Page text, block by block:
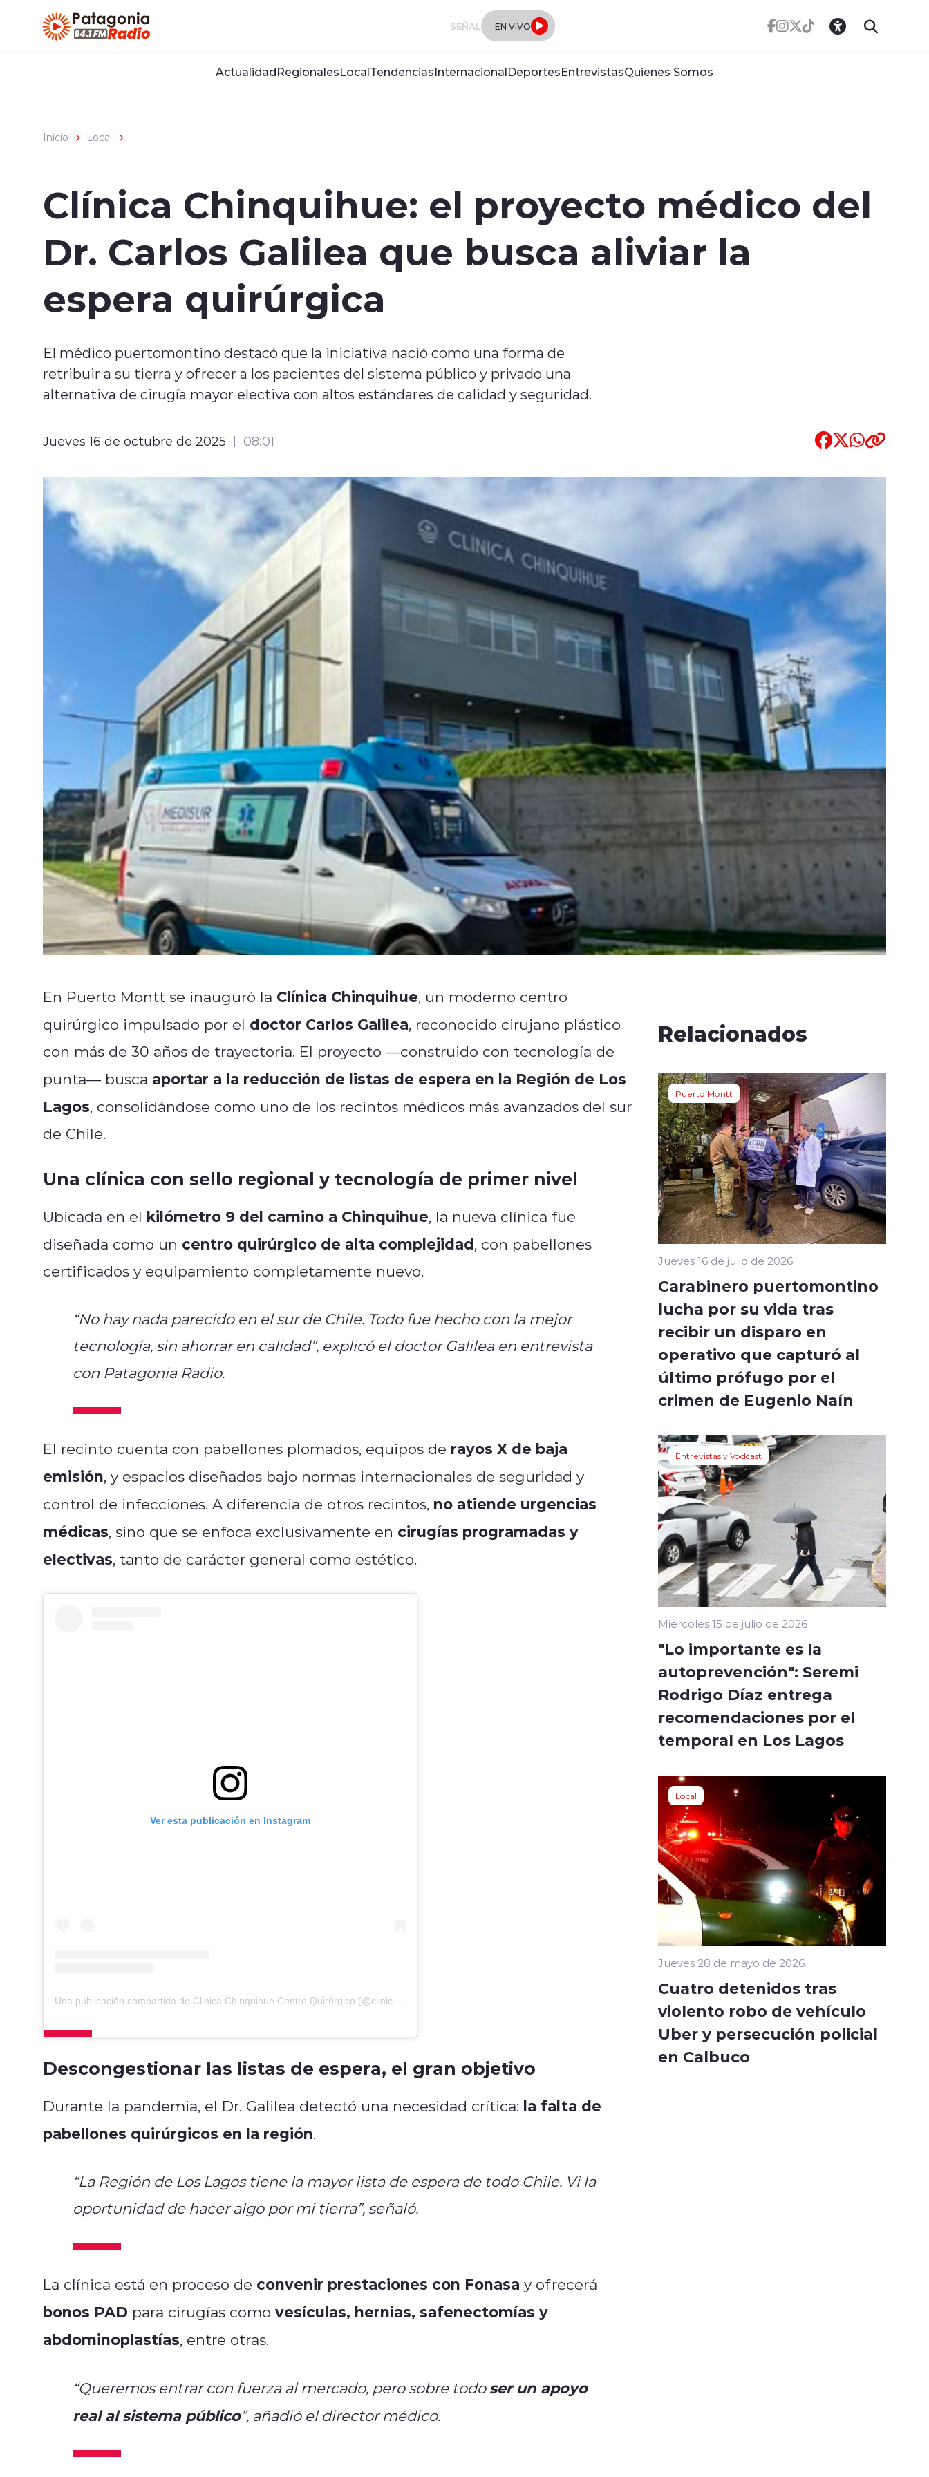
SEÑAL EN VIVO
ActualidadRegionalesLocalTendenciasInternacionalDeportesEntrevistasQuienes Somos
Inicio Local
Clínica Chinquihue: el proyecto médico del
Dr. Carlos Galilea que busca aliviar la
espera quirúrgica
El médico puertomontino destacó que la iniciativa nació como una forma de
retribuir a su tierra y ofrecer a los pacientes del sistema público y privado una
alternativa de cirugía mayor electiva con altos estándares de calidad y seguridad.
Jueves 16 de octubre de 2025 08:01
En Puerto Montt se inauguró la Clínica Chinquihue, un moderno centro
quirúrgico impulsado por el doctor Carlos Galilea, reconocido cirujano plástico
con más de 30 años de trayectoria. El proyecto —construido con tecnología de
punta— busca aportar a la reducción de listas de espera en la Región de Los
Lagos, consolidándose como uno de los recintos médicos más avanzados del sur
de Chile.
Una clínica con sello regional y tecnología de primer nivel
Ubicada en el kilómetro 9 del camino a Chinquihue, la nueva clínica fue
diseñada como un centro quirúrgico de alta complejidad, con pabellones
certificados y equipamiento completamente nuevo.
“No hay nada parecido en el sur de Chile. Todo fue hecho con la mejor
tecnología, sin ahorrar en calidad”, explicó el doctor Galilea en entrevista
con Patagonia Radio.
El recinto cuenta con pabellones plomados, equipos de rayos X de baja
emisión, y espacios diseñados bajo normas internacionales de seguridad y
control de infecciones. A diferencia de otros recintos, no atiende urgencias
médicas, sino que se enfoca exclusivamente en cirugías programadas y
electivas, tanto de carácter general como estético.
Ver esta publicación en Instagram
Una publicación compartida de Clinica Chinquihue Centro Quirúrgico (@clinicachinquihue)
Descongestionar las listas de espera, el gran objetivo
Durante la pandemia, el Dr. Galilea detectó una necesidad crítica: la falta de
pabellones quirúrgicos en la región.
“La Región de Los Lagos tiene la mayor lista de espera de todo Chile. Vi la
oportunidad de hacer algo por mi tierra”, señaló.
La clínica está en proceso de convenir prestaciones con Fonasa y ofrecerá
bonos PAD para cirugías como vesículas, hernias, safenectomías y
abdominoplastías, entre otras.
“Queremos entrar con fuerza al mercado, pero sobre todoser un apoyo
real al sistema público”, añadió el director médico.
Relacionados
Puerto Montt
Jueves 16 de julio de 2026
Carabinero puertomontino
lucha por su vida tras
recibir un disparo en
operativo que capturó al
último prófugo por el
crimen de Eugenio Naín
Entrevistas y Vodcast
Miércoles 15 de julio de 2026
"Lo importante es la
autoprevención": Seremi
Rodrigo Díaz entrega
recomendaciones por el
temporal en Los Lagos
Local
Jueves 28 de mayo de 2026
Cuatro detenidos tras
violento robo de vehículo
Uber y persecución policial
en Calbuco